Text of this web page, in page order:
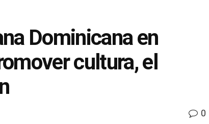
Dominicana en
cultura, el
0